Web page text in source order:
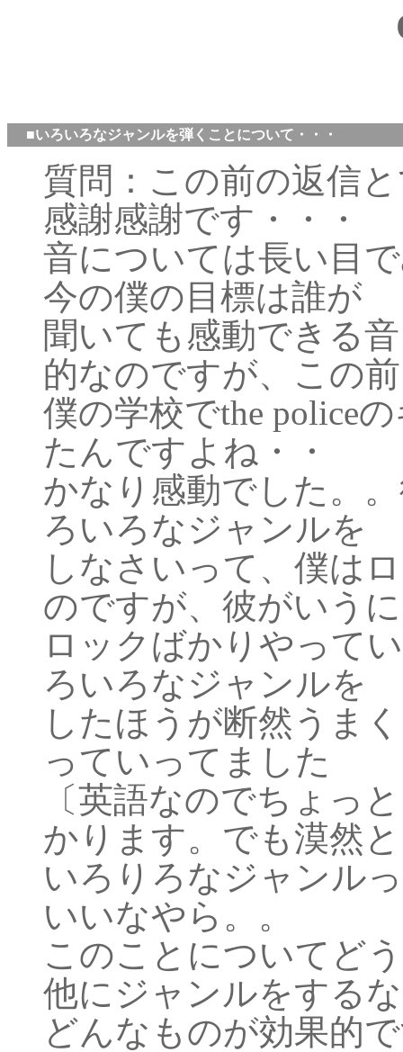
■いろいろなジャンルを弾くことについて・・・
質問：この前の返信
感謝感謝です・・・
音については長い目
今の僕の目標は誰が
聞いても感動できる
的なのですが、この前
僕の学校でthe police
たんですよね・・
かなり感動でした。
ろいろなジャンルを
しなさいって、僕は
のですが、彼がいう
ロックばかりやって
ろいろなジャンルを
したほうが断然うま
っていってました
〔英語なのでちょっ
かります。でも漠然と
いろりろなジャンル
いいなやら。。
このことについてど
他にジャンルをする
どんなものが効果的